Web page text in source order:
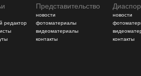
редактор
Представительство
новости
фотоматериалы
видеоматериалы
контакты
новости
контакты